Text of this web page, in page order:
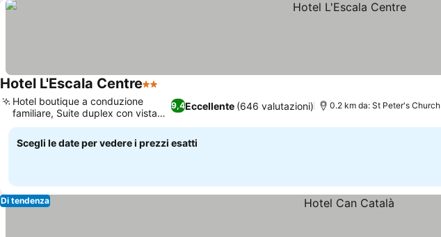
Hotel L'Escala Centre2 Stelle
9,4Eccellente (646 valutazioni)
Hotel boutique a conduzione
familiare, Suite duplex con vista
mare
0.2 km da: St Peter's Church
Scegli le date per vedere i prezzi esatti
Di tendenza